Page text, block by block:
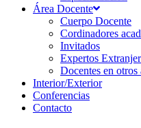
Área Docente
Cuerpo Docente
Cordinadores
Invitados
Expertos
Docentes en otros
Interior/Exterior
Conferencias
Contacto